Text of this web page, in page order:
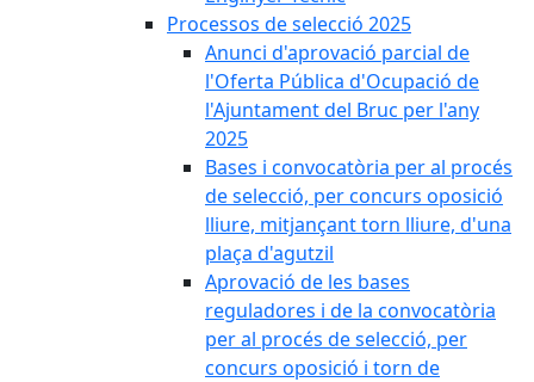
Processos de selecció 2025
Anunci d'aprovació parcial de
l'Oferta Pública d'Ocupació de
l'Ajuntament del Bruc per l'any
2025
Bases i convocatòria per al procés
de selecció, per concurs oposició
lliure, mitjançant torn lliure, d'una
plaça d'agutzil
Aprovació de les bases
reguladores i de la convocatòria
per al procés de selecció, per
concurs oposició i torn de